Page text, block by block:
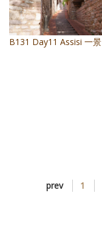
B131 Day11 Assisi 一景
prev 1